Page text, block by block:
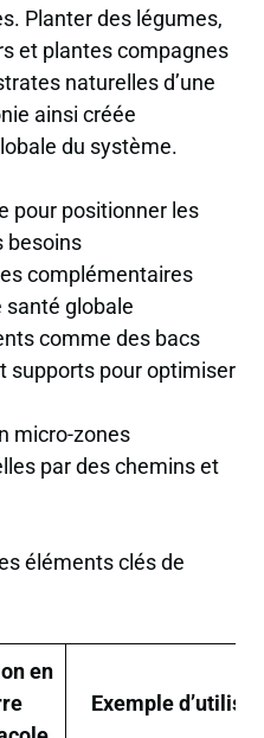
Planter des légumes,
et plantes compagnes
naturelles d’une
ainsi créée
du système.
pour positionner les
besoins
complémentaires
santé globale
comme des bacs
supports pour optimiser
micro-zones
par des chemins et
éléments clés de
en
Exemple